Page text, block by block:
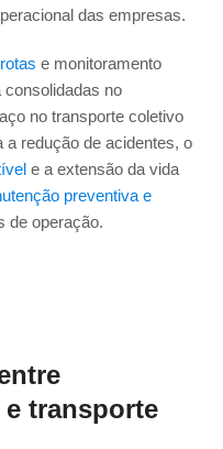
das empresas.
e monitoramento
no
no transporte coletivo
a redução de acidentes, o
e a extensão da vida
preventiva e
de operação.
transporte